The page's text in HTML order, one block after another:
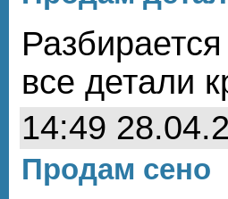
все детали
14:49
Продам сено